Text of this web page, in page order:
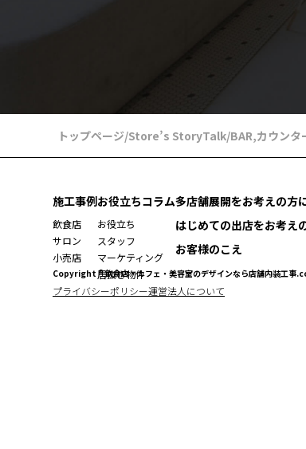
トップページ/Store’s StoryTalk/BAR,カウンタ
施工事例
飲食店
サロン
小売店
お役立ちコラム
お役立ち
スタッフ
マーケティング
居抜き物件
多店舗展開をお考えの方
はじめての出店をお考え
お客様のこえ
プライバシーポリシー運営法人について
Copyright ® 飲食店・カフェ・美容室のデザインなら店舗内装工